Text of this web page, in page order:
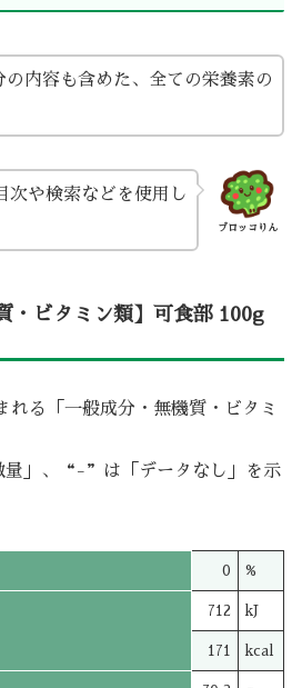
の内容も含めた、全ての栄養素の
ブロッコりん
次や検索などを使用し
・ビタミン類】可食部 100g
れる「一般成分・無機質・ビタミ
」、“-”は「データなし」を示
0 %
712 kJ
171 kcal